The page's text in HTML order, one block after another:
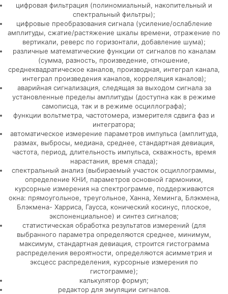
цифровая фильтрация (полиномиальный, накопительный и
спектральный фильтры);
цифровые преобразования сигнала (усиление/ослабление
амплитуды, сжатие/растяжение шкалы времени, отражение по
вертикали, реверс по горизонтали, добавление шума);
различные математические функции от сигналов по каналам
(сумма, разность, произведение, отношение,
среднеквадратическое каналов, производная, интеграл канала,
интеграл произведения каналов, корреляция каналов);
аварийная сигнализация, следящая за выходом сигнала за
установленные пределы амплитуды (доступна как в режиме
самописца, так и в режиме осциллографа);
функции вольтметра, частотомера, измерителя сдвига фаз и
интегратора;
автоматическое измерение параметров импульса (амплитуда,
размах, выбросы, медиана, среднее, стандартная девиация,
частота, период, длительность импульса, скважность, время
нарастания, время спада);
спектральный анализ (выбираемый участок осциллограммы,
определение КНИ, параметров основной гармоники,
курсорные измерения на спектрограмме, поддерживаются
окна: прямоугольное, треугольное, Ханна, Хеминга, Блэкмена,
Блэкмена- Харриса, Гаусса, конический косинус, плоское,
экспоненциальное) и синтез сигналов;
статистическая обработка результатов измерений (для
выбранного параметра определяются среднее, минимум,
максимум, стандартная девиация, строится гистограмма
распределения вероятности, определяются асимметрия и
эксцесс распределения, курсорные измерения по
гистограмме);
калькулятор формул;
редактор для эмуляции сигналов.